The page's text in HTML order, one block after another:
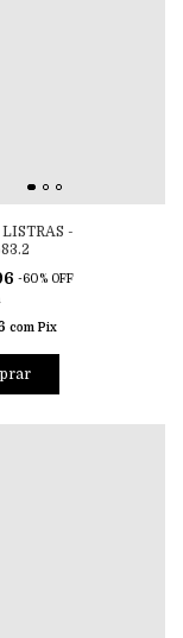
-
-60% OFF
com Pix